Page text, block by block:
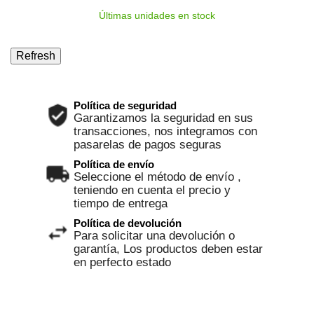
Últimas unidades en stock
Política de seguridad
Garantizamos la seguridad en sus
transacciones, nos integramos con
pasarelas de pagos seguras
Política de envío
Seleccione el método de envío ,
teniendo en cuenta el precio y
tiempo de entrega
Política de devolución
Para solicitar una devolución o
garantía, Los productos deben estar
en perfecto estado